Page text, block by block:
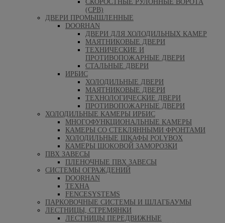
СКОРОСТНЫЕ РУЛОННЫЕ ВОРОТА
(СРВ)
ДВЕРИ ПРОМЫШЛЕННЫЕ
DOORHAN
ДВЕРИ ДЛЯ ХОЛОДИЛЬНЫХ КАМЕР
МАЯТНИКОВЫЕ ДВЕРИ
ТЕХНИЧЕСКИЕ И
ПРОТИВОПОЖАРНЫЕ ДВЕРИ
СТАЛЬНЫЕ ДВЕРИ
ИРБИС
ХОЛОДИЛЬНЫЕ ДВЕРИ
МАЯТНИКОВЫЕ ДВЕРИ
ТЕХНОЛОГИЧЕСКИЕ ДВЕРИ
ПРОТИВОПОЖАРНЫЕ ДВЕРИ
ХОЛОДИЛЬНЫЕ КАМЕРЫ ИРБИС
МНОГОФУНКЦИОНАЛЬНЫЕ КАМЕРЫ
КАМЕРЫ СО СТЕКЛЯННЫМИ ФРОНТАМИ
ХОЛОДИЛЬНЫЕ ШКАФЫ POLYBOX
КАМЕРЫ ШОКОВОЙ ЗАМОРОЗКИ
ПВХ ЗАВЕСЫ
ПЛЕНОЧНЫЕ ПВХ ЗАВЕСЫ
СИСТЕМЫ ОГРАЖДЕНИЙ
DOORHAN
ТЕХНА
FENCESYSTEMS
ПАРКОВОЧНЫЕ СИСТЕМЫ И ШЛАГБАУМЫ
ЛЕСТНИЦЫ, СТРЕМЯНКИ
ЛЕСТНИЦЫ ПЕРЕДВИЖНЫЕ